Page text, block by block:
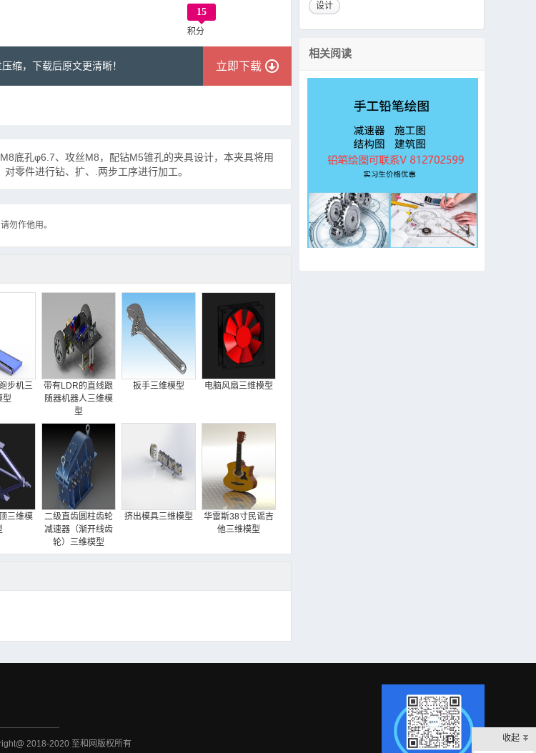
15
积分
缩，下载后原文更清晰！ 立即下载
底孔φ6.7、攻丝M8，配钻M5锥孔的夹具设计，本夹具将用
零件进行钻、扩、.两步工序进行加工。
勿作他用。
步机三
型
带有LDR的直线跟
随器机器人三维模
型
扳手三维模型 电脑风扇三维模型
三维模
二级直齿圆柱齿轮
减速器（渐开线齿
轮）三维模型
挤出模具三维模型
华雷斯38寸民谣吉
他三维模型
设计
相关阅读
2018-2020 至和网版权所有
收起